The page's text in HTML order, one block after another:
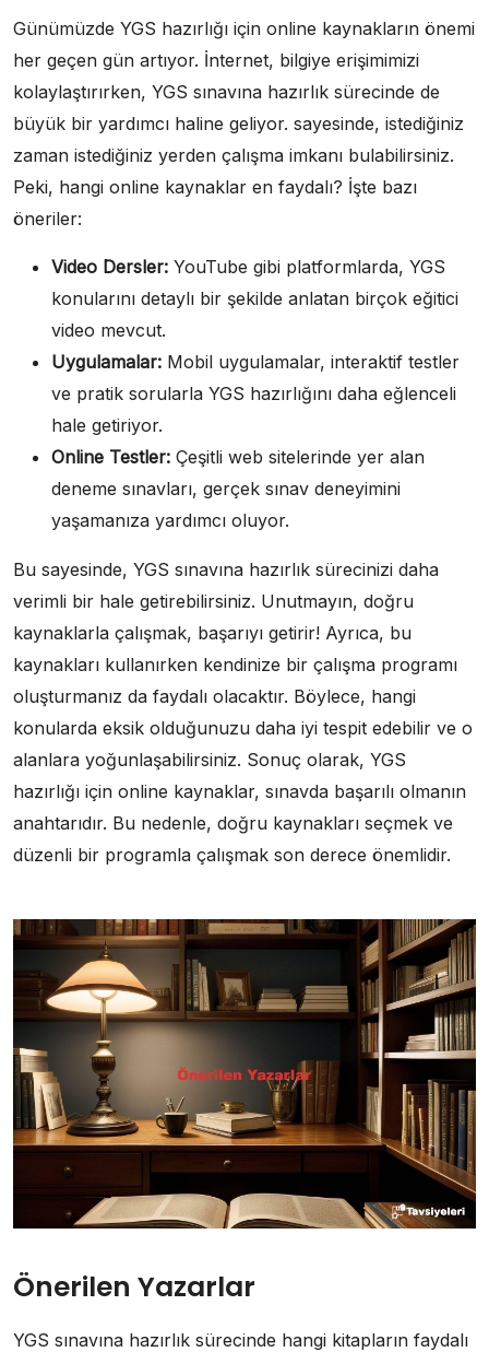
Günümüzde YGS hazırlığı için online kaynakların önemi
her geçen gün artıyor. İnternet, bilgiye erişimimizi
kolaylaştırırken, YGS sınavına hazırlık sürecinde de
büyük bir yardımcı haline geliyor. sayesinde, istediğiniz
zaman istediğiniz yerden çalışma imkanı bulabilirsiniz.
Peki, hangi online kaynaklar en faydalı? İşte bazı
öneriler:
Video Dersler: YouTube gibi platformlarda, YGS
konularını detaylı bir şekilde anlatan birçok eğitici
video mevcut.
Uygulamalar: Mobil uygulamalar, interaktif testler
ve pratik sorularla YGS hazırlığını daha eğlenceli
hale getiriyor.
Online Testler: Çeşitli web sitelerinde yer alan
deneme sınavları, gerçek sınav deneyimini
yaşamanıza yardımcı oluyor.
Bu sayesinde, YGS sınavına hazırlık sürecinizi daha
verimli bir hale getirebilirsiniz. Unutmayın, doğru
kaynaklarla çalışmak, başarıyı getirir! Ayrıca, bu
kaynakları kullanırken kendinize bir çalışma programı
oluşturmanız da faydalı olacaktır. Böylece, hangi
konularda eksik olduğunuzu daha iyi tespit edebilir ve o
alanlara yoğunlaşabilirsiniz. Sonuç olarak, YGS
hazırlığı için online kaynaklar, sınavda başarılı olmanın
anahtarıdır. Bu nedenle, doğru kaynakları seçmek ve
düzenli bir programla çalışmak son derece önemlidir.
Önerilen Yazarlar
YGS sınavına hazırlık sürecinde hangi kitapların faydalı